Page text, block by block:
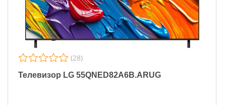
(28)
Телевизор LG 55QNED82A6B.ARUG